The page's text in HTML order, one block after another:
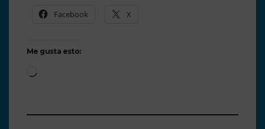
Facebook X
Me gusta esto: